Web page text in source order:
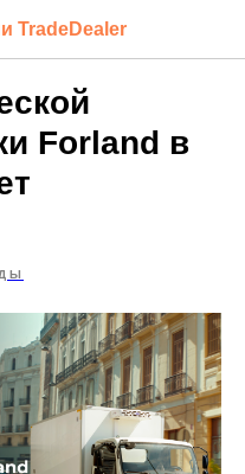
TradeDealer
Forland в